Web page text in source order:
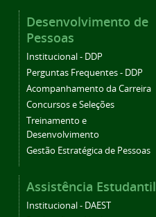
Desenvolvimento de
Pessoas
Institucional - DDP
Perguntas Frequentes - DDP
Acompanhamento da Carreira
Concursos e Seleções
Treinamento e
Desenvolvimento
Gestão Estratégica de Pessoas
Assistência Estudantil
Institucional - DAEST